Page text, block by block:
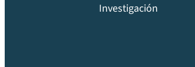
Investigación